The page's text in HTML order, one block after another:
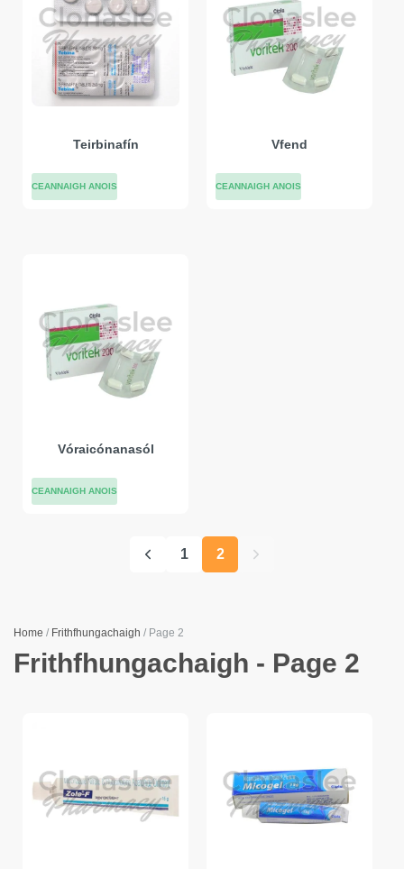
Teirbinafín
CEANNAIGH ANOIS
Vfend
CEANNAIGH ANOIS
Vóraicónanasól
CEANNAIGH ANOIS
1 2
Home / Frithfhungachaigh / Page 2
Frithfhungachaigh - Page 2